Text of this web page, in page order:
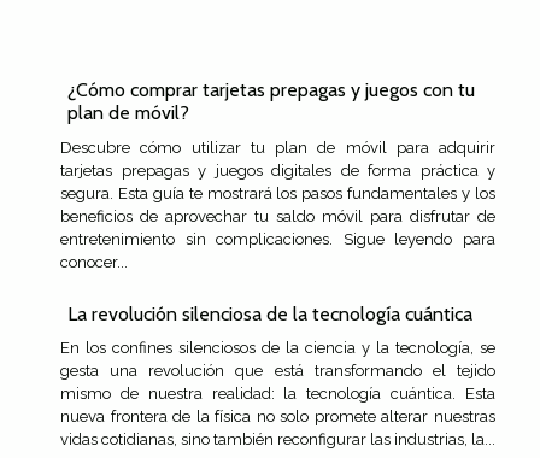
¿Cómo comprar tarjetas prepagas y juegos con tu
plan de móvil?
Descubre cómo utilizar tu plan de móvil para adquirir
tarjetas prepagas y juegos digitales de forma práctica y
segura. Esta guía te mostrará los pasos fundamentales y los
beneficios de aprovechar tu saldo móvil para disfrutar de
entretenimiento sin complicaciones. Sigue leyendo para
conocer...
La revolución silenciosa de la tecnología cuántica
En los confines silenciosos de la ciencia y la tecnología, se
gesta una revolución que está transformando el tejido
mismo de nuestra realidad: la tecnología cuántica. Esta
nueva frontera de la física no solo promete alterar nuestras
vidas cotidianas, sino también reconfigurar las industrias, la...